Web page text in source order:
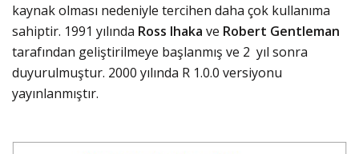
kaynak olması nedeniyle tercihen daha çok kullanıma
sahiptir. 1991 yılında Ross Ihaka ve Robert Gentleman
tarafından geliştirilmeye başlanmış ve 2 yıl sonra
duyurulmuştur. 2000 yılında R 1.0.0 versiyonu
yayınlanmıştır.